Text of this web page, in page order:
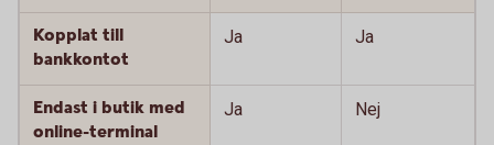
Kopplat till
bankkontot
Ja Ja
Endast i butik med
online-terminal
Ja Nej